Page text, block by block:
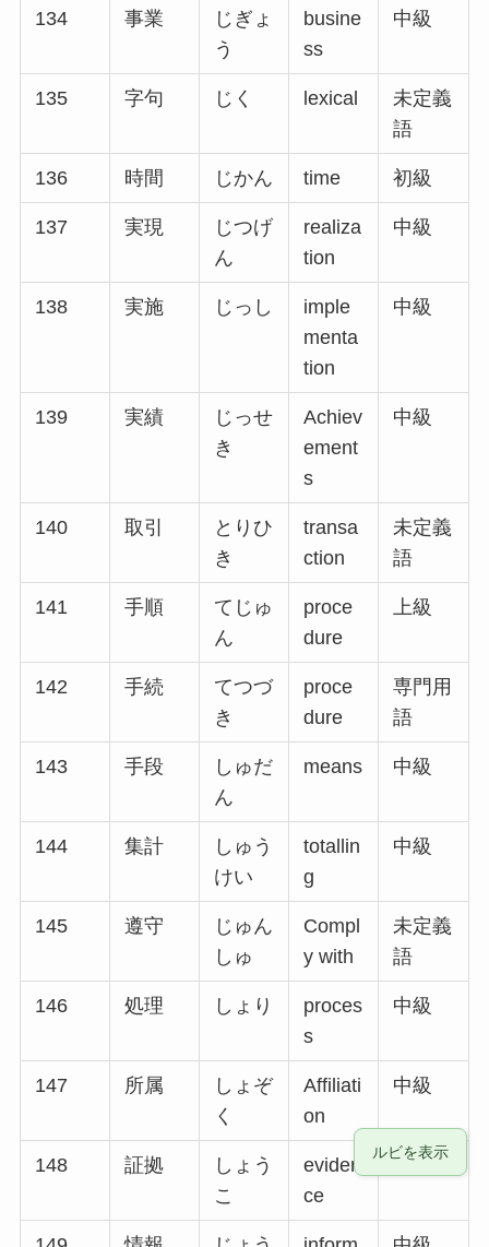
134 事業
じぎょ
う
busine
ss
中級
135 字句 じく lexical
未定義
語
136 時間 じかん time 初級
137 実現
じつげ
ん
realiza
tion
中級
138 実施 じっし
imple
menta
tion
中級
139 実績
じっせ
き
Achiev
ement
s
中級
140 取引
とりひ
き
transa
ction
未定義
語
141 手順
てじゅ
ん
proce
dure
上級
142 手続
てつづ
き
proce
dure
専門用
語
143 手段
しゅだ
ん
means 中級
144 集計
しゅう
けい
totallin
g
中級
145 遵守
じゅん
しゅ
Compl
y with
未定義
語
146 処理 しょり
proces
s
中級
147 所属
しょぞ
く
Affiliati
on
中級
148 証拠
しょう
こ
eviden
ce
中級
ルビを表示